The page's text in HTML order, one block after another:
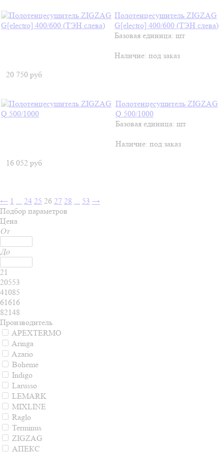
Полотенцесушитель ZIGZAG
G[electro] 400/600 (ТЭН слева)
Базовая единица: шт
Наличие: под заказ
20 750 руб
Полотенцесушитель ZIGZAG
Q 500/1000
Базовая единица: шт
Наличие: под заказ
16 052 руб
← 1 ... 24 25 26 27 28 ... 53 →
Подбор параметров
Цена
От
До
21
20553
41085
61616
82148
Производитель
APEXTERMO
Aringa
Azario
Boheme
Indigo
Larusso
LEMARK
MIXLINE
Raglo
Terminus
ZIGZAG
АПЕКС